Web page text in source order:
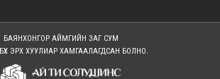
БАЯНХОНГОР АЙМГИЙН ЗАГ СУМ
ЭРХ ХУУЛИАР ХАМГААЛАГДСАН БОЛНО.